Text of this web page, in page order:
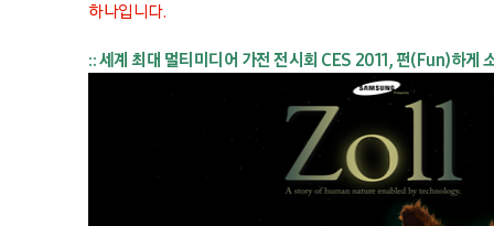
하나입니다.
:: 세계 최대 멀티미디어 가전 전시회 CES 2011, 펀(Fun)하게